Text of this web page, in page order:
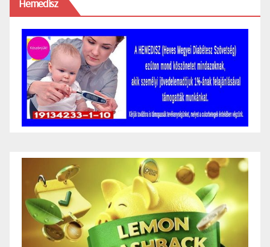
Hemedisz